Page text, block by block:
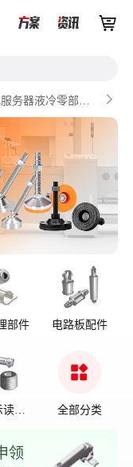

务器液冷零部件


部件 电路板配件
读数
全部分类
领